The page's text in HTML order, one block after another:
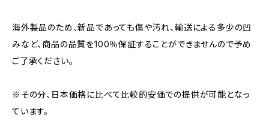
海外製品のため、新品であっても傷や汚れ、輸送による多少の凹
みなど、商品の品質を100％保証することができませんので予め
ご了承ください。
※その分、日本価格に比べて比較的安価での提供が可能となっ
ています。